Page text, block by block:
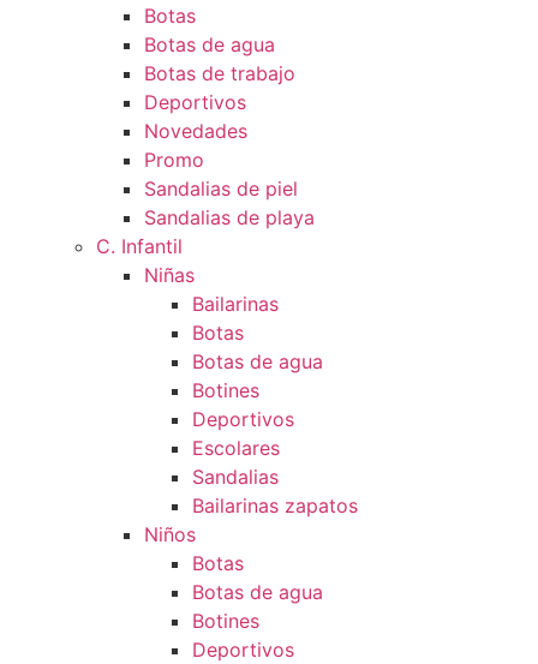
Botas
Botas de agua
Botas de trabajo
Deportivos
Novedades
Promo
Sandalias de piel
Sandalias de playa
C. Infantil
Niñas
Bailarinas
Botas
Botas de agua
Botines
Deportivos
Escolares
Sandalias
Bailarinas zapatos
Niños
Botas
Botas de agua
Botines
Deportivos